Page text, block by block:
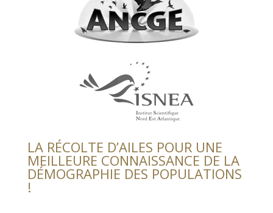
LA RÉCOLTE D’AILES POUR UNE
MEILLEURE CONNAISSANCE DE LA
DÉMOGRAPHIE DES POPULATIONS
!